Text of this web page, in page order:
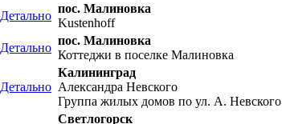
Детально
пос. Малиновка
Kustenhoff
Детально
пос. Малиновка
Коттеджи в поселке Малиновка
Детально
Калининград
Александра Невского
Группа жилых домов по ул. А. Невского
Светлогорск